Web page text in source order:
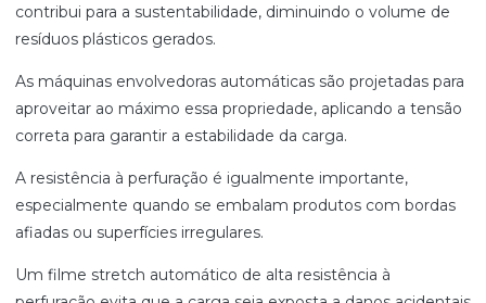
contribui para a sustentabilidade, diminuindo o volume de
resíduos plásticos gerados.
As máquinas envolvedoras automáticas são projetadas para
aproveitar ao máximo essa propriedade, aplicando a tensão
correta para garantir a estabilidade da carga.
A resistência à perfuração é igualmente importante,
especialmente quando se embalam produtos com bordas
afiadas ou superfícies irregulares.
Um filme stretch automático de alta resistência à